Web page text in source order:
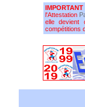
IMPORTANT
l'Attestation
elle devient
compétitions